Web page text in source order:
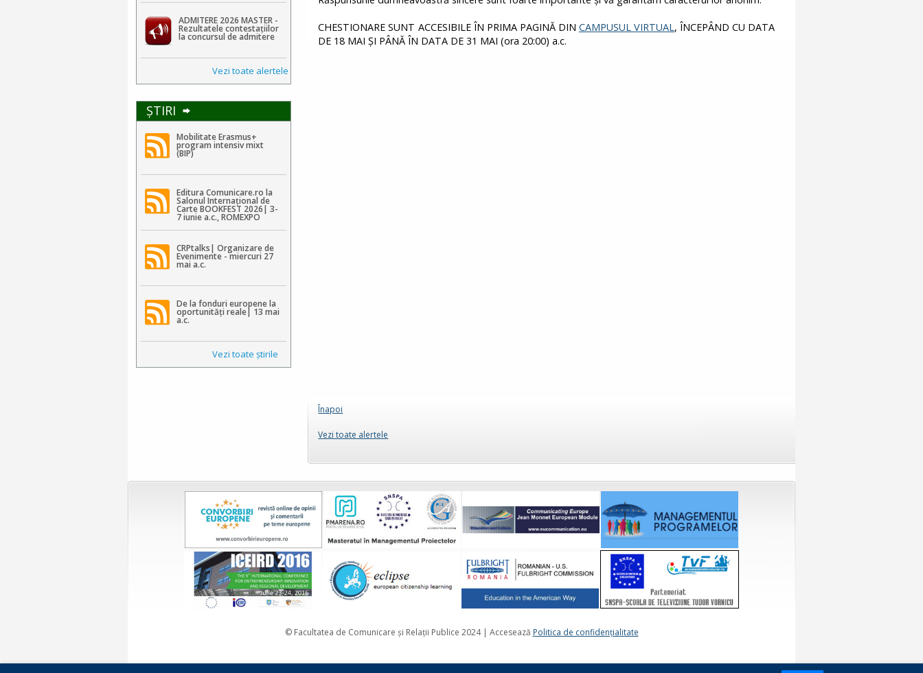
ADMITERE 2026 MASTER -
Rezultatele contestaţiilor
la concursul de admitere
Vezi toate alertele
ŞTIRI
Mobilitate Erasmus+
program intensiv mixt
(BIP)
Editura Comunicare.ro la
Salonul Internațional de
Carte BOOKFEST 2026| 3-
7 iunie a.c., ROMEXPO
CRPtalks| Organizare de
Evenimente - miercuri 27
mai a.c.
De la fonduri europene la
oportunități reale| 13 mai
a.c.
Vezi toate ştirile
CHESTIONARE SUNT ACCESIBILE ÎN PRIMA PAGINĂ DIN CAMPUSUL VIRTUAL, ÎNCEPÂND CU DATA
DE 18 MAI ȘI PÂNĂ ÎN DATA DE 31 MAI (ora 20:00) a.c.
Înapoi
Vezi toate alertele
© Facultatea de Comunicare și Relații Publice 2024 | Accesează Politica de confidenţialitate